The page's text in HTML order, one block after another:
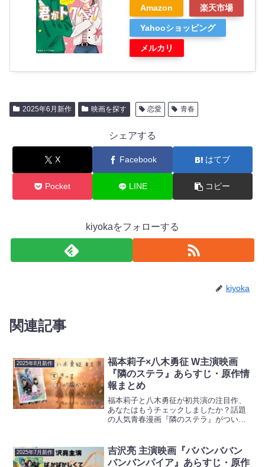
Amazon 楽天市場
Yahooショッピング
メルカリ
2025年6月新作 映画を探す 恋愛 青春
シェアする
X Facebook はてブ
Pocket LINE コピー
kiyokaをフォローする
kiyoka
関連記事
2025年8月新作
福本莉子×八木勇征 W主演映画
『隣のステラ』あらすじ・原作情
報まとめ
福本莉子と八木勇征が初共演の注目作、
あなたはもうチェックしましたか？話題
の人気青春漫画『隣のステラ』がついに
の魅力、キャストの魅力、そして見逃せ
ない映画の見どころま...
2025年7月新作
吉沢亮 主演映画『ババンババン
バンバンパイア』あらすじ・原作